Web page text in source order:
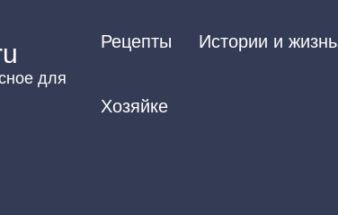
для
Рецепты Истории и жизнь
Хозяйке